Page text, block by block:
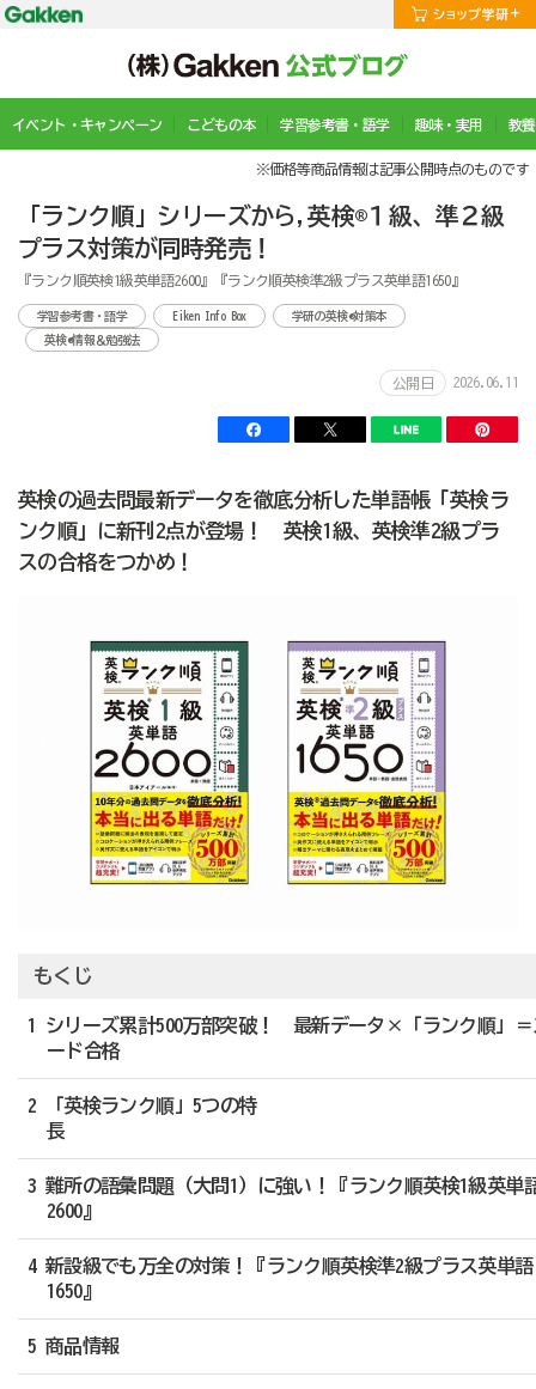
イベント・キャンペーン こどもの本 学習参考書・語学 趣味・実用 教
※価格等商品情報は記事公開時点のものです
「ランク順」シリーズから,英検®１級、準２級
プラス対策が同時発売！
『ランク順英検1級英単語2600』『ランク順英検準2級プラス英単語1650』
学習参考書・語学 Eiken Info Box
学研の英検®対策本
英検®情報＆勉強法
公開日 2026.06.11
英検の過去問最新データを徹底分析した単語帳「英検ラ
ンク順」に新刊2点が登場！ 英検1級、英検準2級プラ
スの合格をつかめ！
もくじ
1 シリーズ累計500万部突破！ 最新データ×「ランク順」＝
ード合格
2 「英検ランク順」5つの特
3 難所の語彙問題（大問1）に強い！『ランク順英検1級英単
2600』
4 新設級でも万全の対策！『ランク順英検準2級プラス英単語
1650』
5 商品情報